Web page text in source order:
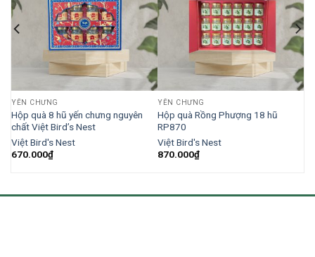
YẾN CHƯNG
Hộp quà 8 hũ yến chưng nguyên
chất Việt Bird’s Nest
Việt Bird's Nest
670.000₫
YẾN CHƯNG
Hộp quà Rồng Phượng 18 hũ
RP870
Việt Bird's Nest
870.000₫